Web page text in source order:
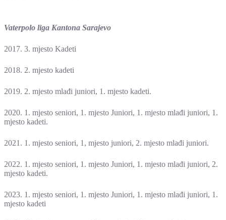
Vaterpolo liga Kantona Sarajevo
2017. 3. mjesto Kadeti
2018. 2. mjesto kadeti
2019. 2. mjesto mlađi juniori, 1. mjesto kadeti.
2020. 1. mjesto seniori, 1. mjesto Juniori, 1. mjesto mlađi juniori, 1.
mjesto kadeti.
2021. 1. mjesto seniori, 1, mjesto juniori, 2. mjesto mlađi juniori.
2022. 1. mjesto seniori, 1. mjesto Juniori, 1. mjesto mlađi juniori, 2.
mjesto kadeti.
2023. 1. mjesto seniori, 1. mjesto Juniori, 1. mjesto mlađi juniori, 1.
mjesto kadeti